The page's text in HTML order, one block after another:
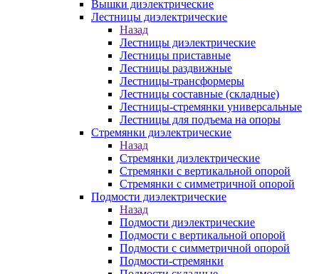
Вышки диэлектрические
Лестницы диэлектрические
Назад
Лестницы диэлектрические
Лестницы приставные
Лестницы раздвижные
Лестницы-трансформеры
Лестницы составные (складные)
Лестницы-стремянки универсальные
Лестницы для подъема на опоры
Стремянки диэлектрические
Назад
Стремянки диэлектрические
Стремянки с вертикальной опорой
Стремянки с симметричной опорой
Подмости диэлектрические
Назад
Подмости диэлектрические
Подмости с вертикальной опорой
Подмости с симметричной опорой
Подмости-стремянки